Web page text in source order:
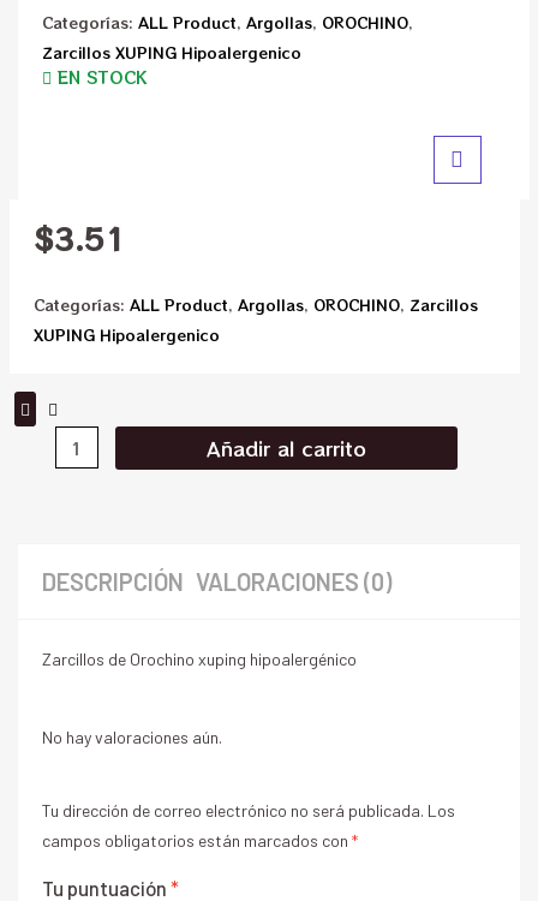
Categorías: ALL Product, Argollas, OROCHINO,
Zarcillos XUPING Hipoalergenico
EN STOCK
$3.51
Categorías: ALL Product, Argollas, OROCHINO, Zarcillos
XUPING Hipoalergenico
Añadir al carrito
DESCRIPCIÓN VALORACIONES (0)
Zarcillos de Orochino xuping hipoalergénico
No hay valoraciones aún.
Tu dirección de correo electrónico no será publicada. Los
campos obligatorios están marcados con *
Tu puntuación *